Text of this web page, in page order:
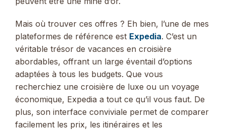
Mais où trouver ces offres ? Eh bien, l’une de mes
plateformes de référence est Expedia. C’est un
véritable trésor de vacances en croisière
abordables, offrant un large éventail d’options
adaptées à tous les budgets. Que vous
recherchiez une croisière de luxe ou un voyage
économique, Expedia a tout ce qu’il vous faut. De
plus, son interface conviviale permet de comparer
facilement les prix, les itinéraires et les